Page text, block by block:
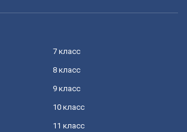
7 класс
8 класс
9 класс
10 класс
11 класс